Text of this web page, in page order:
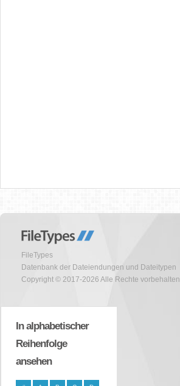
FileTypes
Datenbank der Dateiendungen und Dateitypen
Copyright © 2017-2026 Alle Rechte vorbehalten
In alphabetischer
Reihenfolge
ansehen